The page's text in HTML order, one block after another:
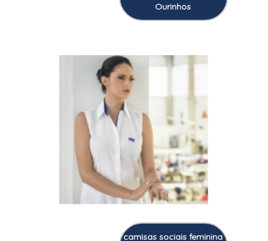
Ourinhos
camisas sociais feminina